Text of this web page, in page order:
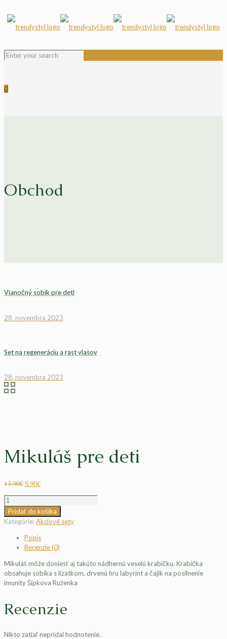
0
Obchod
Vianočný sobík pre deti
28. novembra 2023
Set na regeneráciu a rast vlasov
28. novembra 2023
Mikuláš pre deti
13.90€5.90€
množstvo
Mikuláš
pre
Pridať do košíka
Kategórie:Akciové sety
Popis
Recenzie (0)
Mikuláš môže doniesť aj takúto nádhernú veselú krabičku. Krabička
obsahuje sobíka s lízatkom, drvenú hru labyrint a čajík na posilnenie
imunity Šípkova Ruženka
Recenzie
Nikto zatiaľ nepridal hodnotenie.